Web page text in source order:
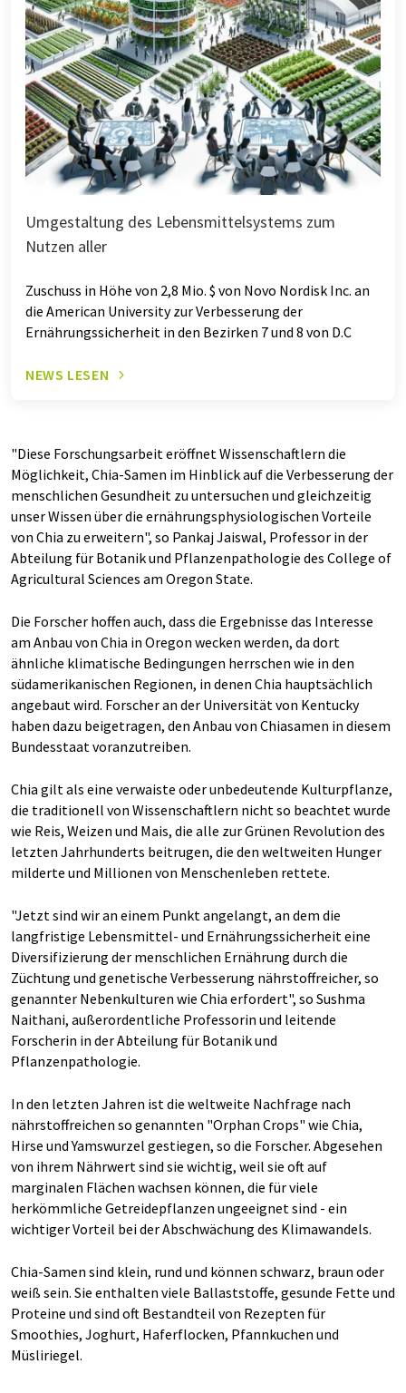
Umgestaltung des Lebensmittelsystems zum
Nutzen aller
Zuschuss in Höhe von 2,8 Mio. $ von Novo Nordisk Inc. an
die American University zur Verbesserung der
Ernährungssicherheit in den Bezirken 7 und 8 von D.C
NEWS LESEN
"Diese Forschungsarbeit eröffnet Wissenschaftlern die
Möglichkeit, Chia-Samen im Hinblick auf die Verbesserung der
menschlichen Gesundheit zu untersuchen und gleichzeitig
unser Wissen über die ernährungsphysiologischen Vorteile
von Chia zu erweitern", so Pankaj Jaiswal, Professor in der
Abteilung für Botanik und Pflanzenpathologie des College of
Agricultural Sciences am Oregon State.
Die Forscher hoffen auch, dass die Ergebnisse das Interesse
am Anbau von Chia in Oregon wecken werden, da dort
ähnliche klimatische Bedingungen herrschen wie in den
südamerikanischen Regionen, in denen Chia hauptsächlich
angebaut wird. Forscher an der Universität von Kentucky
haben dazu beigetragen, den Anbau von Chiasamen in diesem
Bundesstaat voranzutreiben.
Chia gilt als eine verwaiste oder unbedeutende Kulturpflanze,
die traditionell von Wissenschaftlern nicht so beachtet wurde
wie Reis, Weizen und Mais, die alle zur Grünen Revolution des
letzten Jahrhunderts beitrugen, die den weltweiten Hunger
milderte und Millionen von Menschenleben rettete.
"Jetzt sind wir an einem Punkt angelangt, an dem die
langfristige Lebensmittel- und Ernährungssicherheit eine
Diversifizierung der menschlichen Ernährung durch die
Züchtung und genetische Verbesserung nährstoffreicher, so
genannter Nebenkulturen wie Chia erfordert", so Sushma
Naithani, außerordentliche Professorin und leitende
Forscherin in der Abteilung für Botanik und
Pflanzenpathologie.
In den letzten Jahren ist die weltweite Nachfrage nach
nährstoffreichen so genannten "Orphan Crops" wie Chia,
Hirse und Yamswurzel gestiegen, so die Forscher. Abgesehen
von ihrem Nährwert sind sie wichtig, weil sie oft auf
marginalen Flächen wachsen können, die für viele
herkömmliche Getreidepflanzen ungeeignet sind - ein
wichtiger Vorteil bei der Abschwächung des Klimawandels.
Chia-Samen sind klein, rund und können schwarz, braun oder
weiß sein. Sie enthalten viele Ballaststoffe, gesunde Fette und
Proteine und sind oft Bestandteil von Rezepten für
Smoothies, Joghurt, Haferflocken, Pfannkuchen und
Müsliriegel.